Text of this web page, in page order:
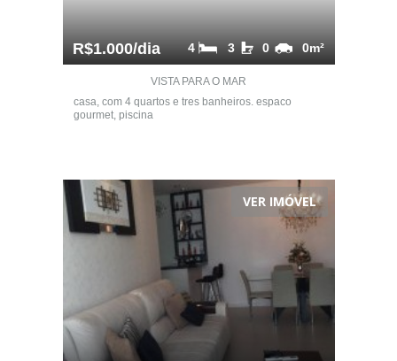
R$1.000/dia 0m²
0
3
4
VISTA PARA O MAR
casa, com 4 quartos e tres banheiros. espaco
gourmet, piscina
VER IMÓVEL